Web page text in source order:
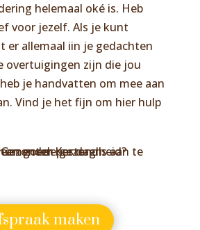
helemaal oké is. Heb
voor jezelf. Als je kunt
er allemaal iin je gedachten
overtuigingen zijn die jou
je handvatten om mee aan
Vind je het fijn om hier hulp
maken